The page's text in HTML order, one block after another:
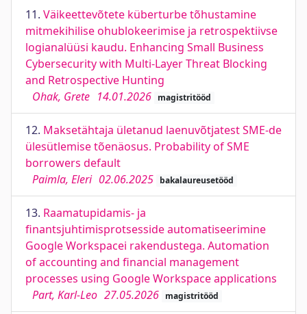
11. Väikeettevõtete küberturbe tõhustamine
mitmekihilise ohublokeerimise ja retrospektiivse
logianalüüsi kaudu. Enhancing Small Business
Cybersecurity with Multi-Layer Threat Blocking
and Retrospective Hunting
Ohak, Grete 14.01.2026 magistritööd
12. Maksetähtaja ületanud laenuvõtjatest SME-de
ülesütlemise tõenäosus. Probability of SME
borrowers default
Paimla, Eleri 02.06.2025 bakalaureusetööd
13. Raamatupidamis- ja
finantsjuhtimisprotsesside automatiseerimine
Google Workspacei rakendustega. Automation
of accounting and financial management
processes using Google Workspace applications
Part, Karl-Leo 27.05.2026 magistritööd